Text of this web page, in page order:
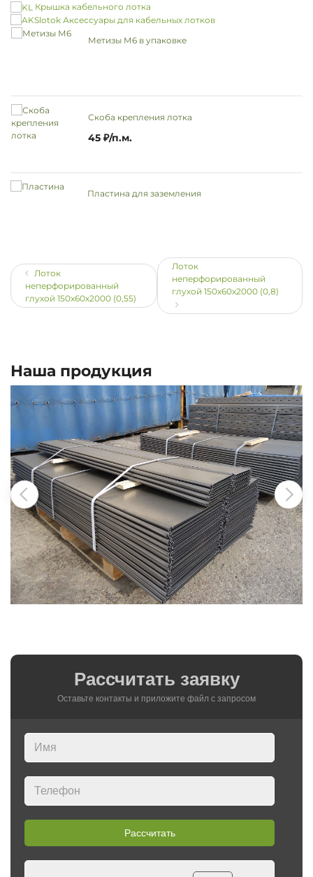
Крышка кабельного лотка
Аксессуары для кабельных лотков
Метизы М6 в упаковке
Скоба крепления лотка
45 ₽/п.м.
Пластина для заземления
Лоток
неперфорированный
глухой 150х60х2000 (0,55)
Лоток
неперфорированный
глухой 150х60х2000 (0,8)
Наша продукция
Рассчитать заявку
Оставьте контакты и приложите файл c запросом
Рассчитать